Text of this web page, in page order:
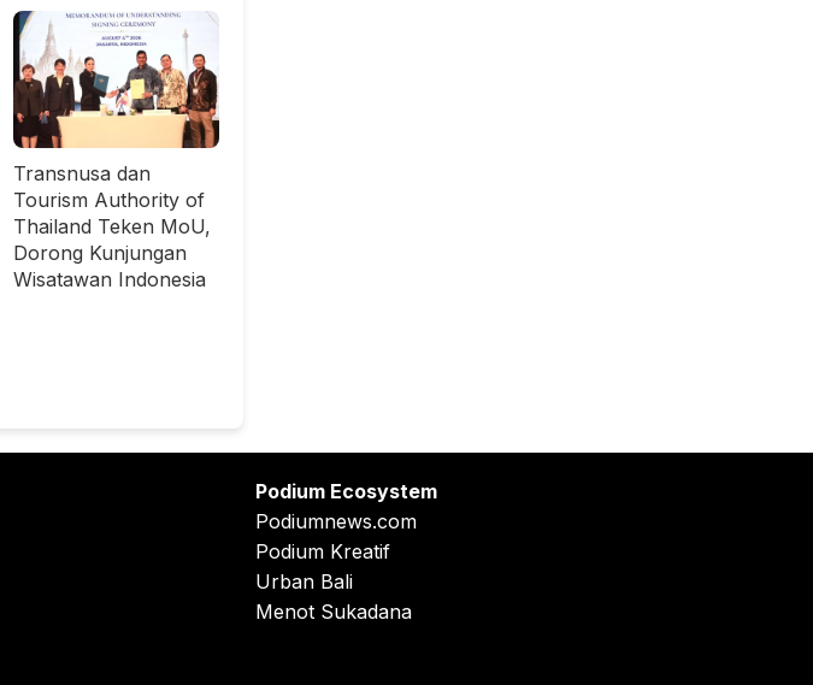
Transnusa dan
Tourism Authority of
Thailand Teken MoU,
Dorong Kunjungan
Wisatawan Indonesia
Podium Ecosystem
Podiumnews.com
Podium Kreatif
Urban Bali
Menot Sukadana